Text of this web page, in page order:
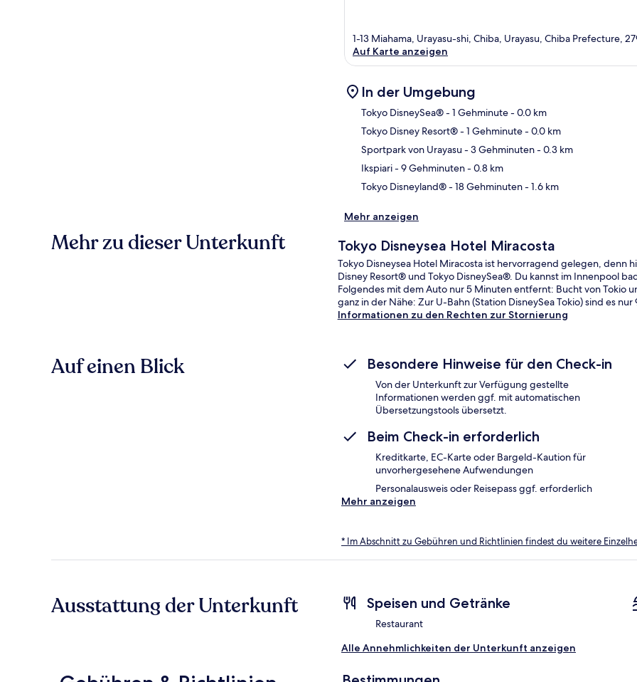
1-13 Miahama, Urayasu-shi, Chiba, Urayasu, Chiba Prefecture,
Auf Karte anzeigen
In der Umgebung
Tokyo DisneySea®- 1 Gehminute- 0.0 km
Tokyo Disney Resort®- 1 Gehminute- 0.0 km
Sportpark von Urayasu- 3 Gehminuten- 0.3 km
Ikspiari- 9 Gehminuten- 0.8 km
Tokyo Disneyland®- 18 Gehminuten- 1.6 km
Mehr anzeigen
Mehr zu dieser Unterkunft Tokyo Disneysea Hotel Miracosta
Tokyo Disneysea Hotel Miracosta ist hervorragend gelegen, denn
Disney Resort® und Tokyo DisneySea®. Du kannst im Innenpool
Folgendes mit dem Auto nur 5 Minuten entfernt: Bucht von Tokio
ganz in der Nähe: Zur U-Bahn (Station DisneySea Tokio) sind es
Informationen zu den Rechten zur Stornierung
Auf einen Blick Besondere Hinweise für den Check-in
Von der Unterkunft zur Verfügung gestellte
Informationen werden ggf. mit automatischen
Übersetzungstools übersetzt.
Beim Check-in erforderlich
Kreditkarte, EC-Karte oder Bargeld-Kaution für
unvorhergesehene Aufwendungen
Personalausweis oder Reisepass ggf. erforderlich
Mehr anzeigen
* Im Abschnitt zu Gebühren und Richtlinien findest du weitere
Ausstattung der Unterkunft Speisen und Getränke
Restaurant
Alle Annehmlichkeiten der Unterkunft anzeigen